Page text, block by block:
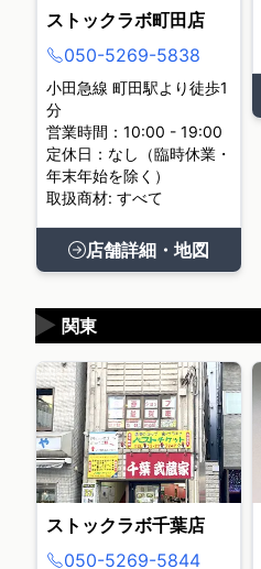
ストックラボ町田店
050-5269-5838
小田急線 町田駅より徒歩1
分
営業時間：10:00 - 19:00
定休日：なし（臨時休業・
年末年始を除く）
取扱商材: すべて
店舗詳細・地図
関東
▶
ストックラボ千葉店
050-5269-5844